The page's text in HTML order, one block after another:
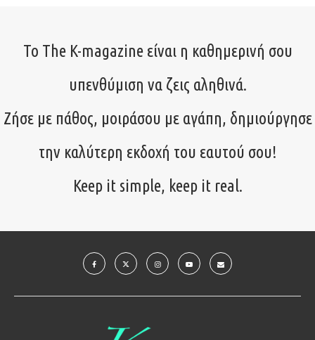
Το The K-magazine είναι η καθημερινή σου
υπενθύμιση να ζεις αληθινά.
Ζήσε με πάθος, μοιράσου με αγάπη, δημιούργησε
την καλύτερη εκδοχή του εαυτού σου!
Keep it simple, keep it real.